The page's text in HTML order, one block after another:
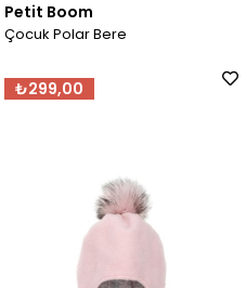
Petit Boom
Çocuk Polar Bere
₺299,00